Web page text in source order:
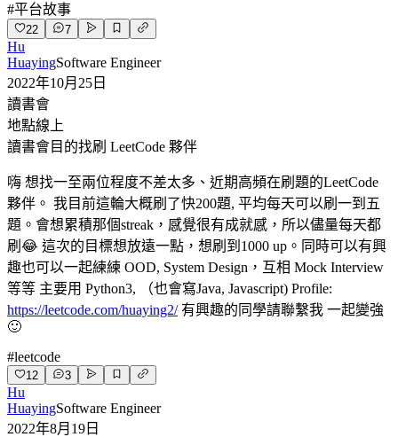
#平台故事
22 7
Hu
HuayingSoftware Engineer
2022年10月25日
讀書會
地點線上
讀書會目的找刷 LeetCode 夥伴
嗨 想找一至兩位程度不差太多、近期高頻在刷題的LeetCode
夥伴。 我目前這輪大概刷了快200題, 平均每天可以刷一到五
題。會想累積那個streak，感覺很有成就感，所以儘量每天都
刷😂 這次的目標想放遠一點，想刷到1000 up。同時可以有興
趣也可以一起練練 OOD, System Design，互相 Mock Interview
等等 主要用 Python3, （也會寫Java, Javascript) Profile:
https://leetcode.com/huaying2/有興趣的同學請聯繫我 一起變強
🙂
#leetcode
12 3
Hu
HuayingSoftware Engineer
2022年8月19日